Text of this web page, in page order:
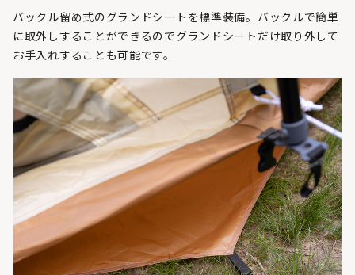
バックル留め式のグランドシートを標準装備。バックルで簡単
に取外しすることができるのでグランドシートだけ取り外して
お手入れすることも可能です。